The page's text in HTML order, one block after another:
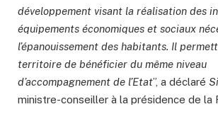
développement visant la réalisation des
équipements économiques et sociaux
l’épanouissement des habitants. Il
territoire de bénéficier du même niveau
d’accompagnement de l’Etat”, a déclaré
ministre-conseiller à la présidence de la